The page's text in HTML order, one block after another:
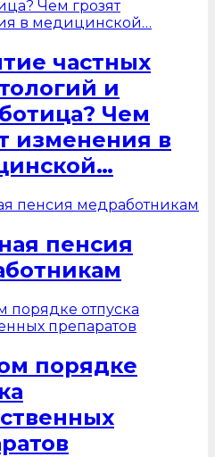
частных
и
Чем
изменения в
пенсия
порядке